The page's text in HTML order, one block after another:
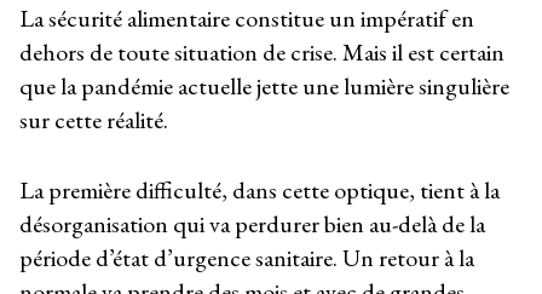
La sécurité alimentaire constitue un impératif en
dehors de toute situation de crise. Mais il est certain
que la pandémie actuelle jette une lumière singulière
sur cette réalité.
La première difficulté, dans cette optique, tient à la
désorganisation qui va perdurer bien au-delà de la
période d’état d’urgence sanitaire. Un retour à la